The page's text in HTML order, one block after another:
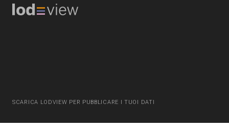
SCARICA LODVIEW PER PUBBLICARE I TUOI DATI